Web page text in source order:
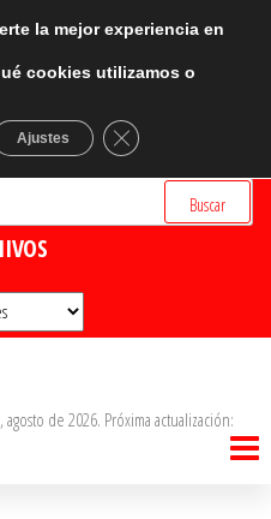
de 2026. Próxima actualización:
la mejor experiencia en
cookies utilizamos o
Ajustes Cerrar el banner